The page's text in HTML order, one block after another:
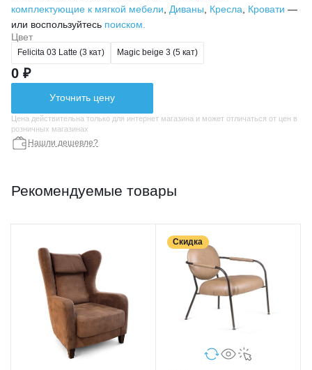
комплектующие к мягкой мебели
Диваны Кресла Кровати —
или воспользуйтесь поиском.
Цвет
Felicita 03 Latte (3 кат) Magic beige 3 (5 кат)
0 ₽
Уточнить цену
Цена действительна только для интернет магазина и может отличаться от цен в
розничных магазинах
Нашли дешевле?
Рекомендуемые товары
Скидка